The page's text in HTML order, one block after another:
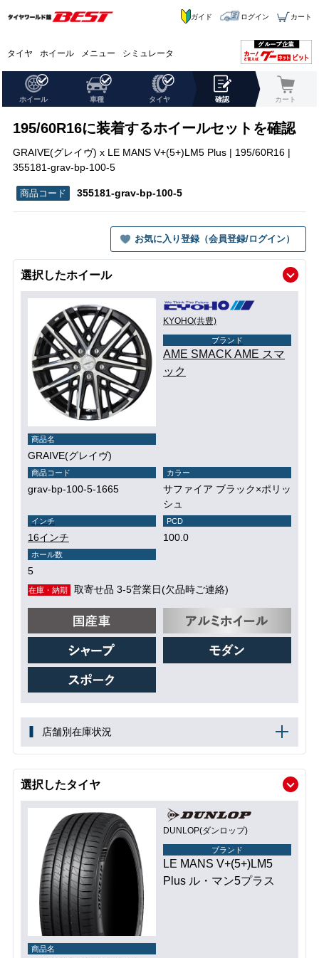
タイヤ ホイール メニュー シミュレータ
ガイド ログイン カート
ホイール 車種 タイヤ 確認 カート
195/60R16に装着するホイールセットを確認
GRAIVE(グレイヴ) x LE MANS V+(5+)LM5 Plus | 195/60R16 |
355181-grav-bp-100-5
355181-grav-bp-100-5
お気に入り登録（会員登録/ログイン）
選択したホイール
KYOHO(共豊)
ブランド
AME SMACK AME スマ
ック
商品名
GRAIVE(グレイヴ)
商品コード
grav-bp-100-5-1665
カラー
サファイア ブラック×ポリッ
シュ
インチ
16インチ
PCD
100.0
ホール数
5
在庫・納期 取寄せ品 3-5営業日(欠品時ご連絡)
店舗別在庫状況
選択したタイヤ
DUNLOP(ダンロップ)
ブランド
LE MANS V+(5+)LM5
Plus ル・マン5プラス
商品名